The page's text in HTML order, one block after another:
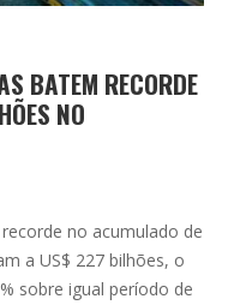
BATEM RECORDE
NO
no acumulado de
a US$ 227 bilhões, o
sobre igual período de